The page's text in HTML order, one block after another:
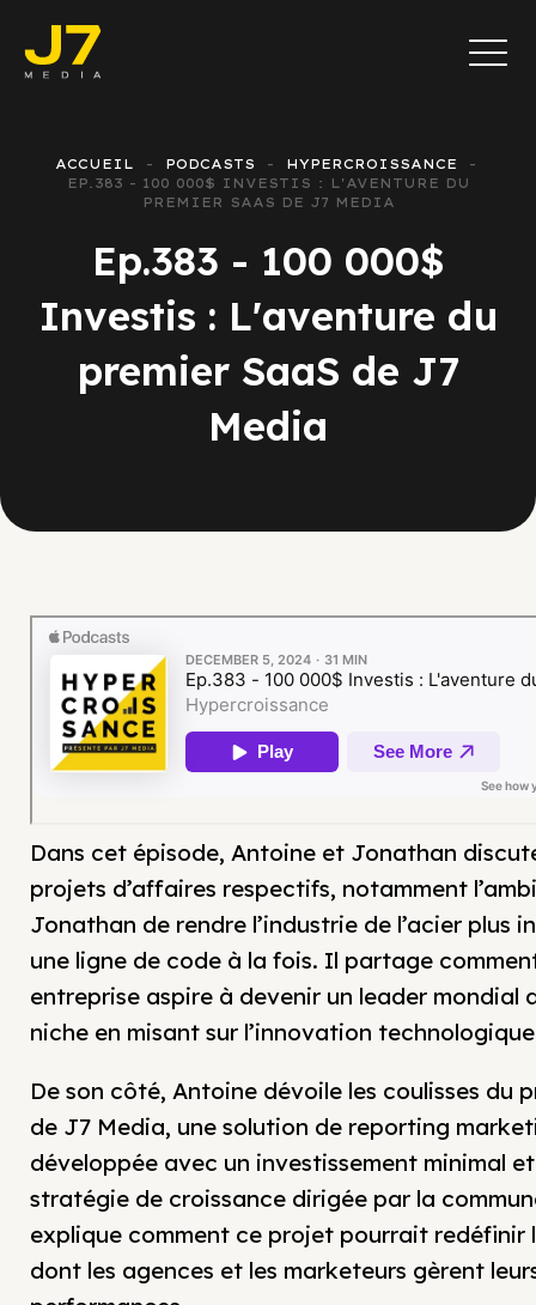
ACCUEIL PODCASTS
HYPERCROISSANCE
EP.383 - 100 000$ INVESTIS : L'AVENTURE DU
PREMIER SAAS DE J7 MEDIA
Ep.383 - 100 000$
Investis : L'aventure du
premier SaaS de J7
Media
Dans cet épisode, Antoine et Jonathan
projets d’affaires respectifs, notamment
Jonathan de rendre l’industrie de l’acier plus
une ligne de code à la fois. Il partage
entreprise aspire à devenir un leader mondial
niche en misant sur l’innovation
De son côté, Antoine dévoile les coulisses du
de J7 Media, une solution de reporting
développée avec un investissement minimal
stratégie de croissance dirigée par la
explique comment ce projet pourrait redéfinir
dont les agences et les marketeurs gèrent